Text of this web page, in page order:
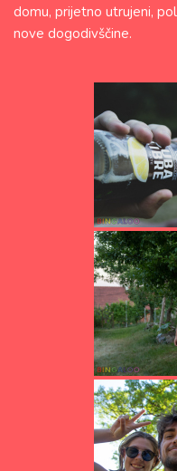
domu, prijetno utrujeni,
nove dogodivščine.